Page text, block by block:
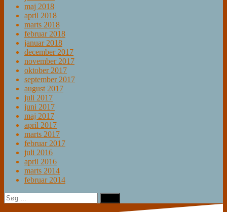
maj 2018
april 2018
marts 2018
februar 2018
januar 2018
december 2017
november 2017
oktober 2017
september 2017
august 2017
juli 2017
juni 2017
maj 2017
april 2017
marts 2017
februar 2017
juli 2016
april 2016
marts 2014
februar 2014
Søg
efter: